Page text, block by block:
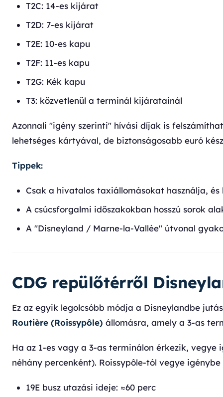
T2C: 14-es kijárat
T2D: 7-es kijárat
T2E: 10-es kapu
T2F: 11-es kapu
T2G: Kék kapu
T3: közvetlenül a terminál kijáratainál
Azonnali "igény szerinti" hívási díjak is
lehetséges kártyával, de biztonságosabb euró
Tippek:
Csak a hivatalos taxiállomásokat használja,
A csúcsforgalmi időszakokban hosszú sorok
A "Disneyland / Marne-la-Vallée" útvonal
CDG repülőtérről
Ez az egyik legolcsóbb módja a Disneylandbe
Routière (Roissypôle) állomásra, amely a 3-as
Ha az 1-es vagy a 3-as terminálon érkezik, vegye
néhány percenként). Roissypôle-tól vegye
19E busz utazási ideje: ≈60 perc